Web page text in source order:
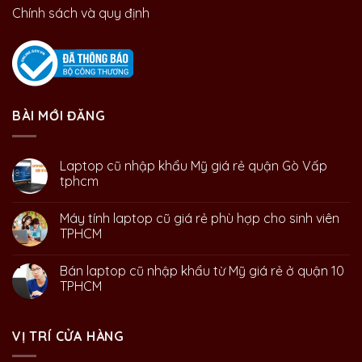
Chính sách và quy định
BÀI MỚI ĐĂNG
Laptop cũ nhập khẩu Mỹ giá rẻ quận Gò Vấp
tphcm
Máy tính laptop cũ giá rẻ phù hợp cho sinh viên
TPHCM
Bán laptop cũ nhập khẩu từ Mỹ giá rẻ ở quận 10
TPHCM
VỊ TRÍ CỬA HÀNG